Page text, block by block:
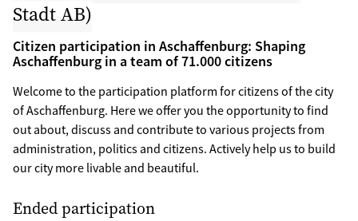
Stadt AB)
Citizen participation in Aschaffenburg: Shaping
Aschaffenburg in a team of 71.000 citizens
Welcome to the participation platform for citizens of the city
of Aschaffenburg. Here we offer you the opportunity to find
out about, discuss and contribute to various projects from
administration, politics and citizens. Actively help us to build
our city more livable and beautiful.
Ended participation